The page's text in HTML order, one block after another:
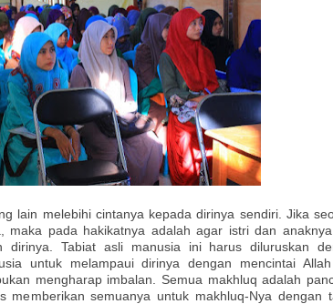
lain melebihi cintanya kepada dirinya sendiri. Jika
maka pada hakikatnya adalah agar istri dan
dirinya. Tabiat asli manusia ini harus diluruskan
untuk melampaui dirinya dengan mencintai
mengharap imbalan. Semua makhluq adalah
memberikan semuanya untuk makhluq-Nya dengan